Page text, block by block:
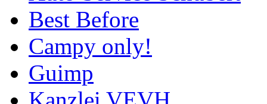
Best Before
Campy only!
Guimp